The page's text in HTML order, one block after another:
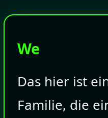
We
Das hier ist
Familie, die